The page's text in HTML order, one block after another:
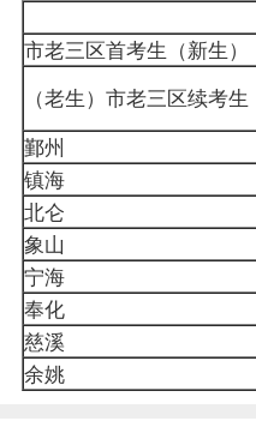
市老三区首考生（新生）
（老生）市老三区续考生
鄞州
镇海
北仑
象山
宁海
奉化
慈溪
余姚